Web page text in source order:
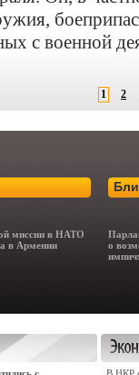
с военной
1 2
миссии в НАТО
в Армении
о